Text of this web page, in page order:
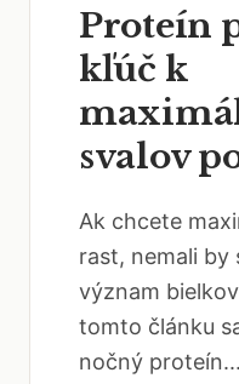
Proteín
kľúč k
svalov
Ak chcete
rast, nemali by
význam
tomto článku
nočný proteín...